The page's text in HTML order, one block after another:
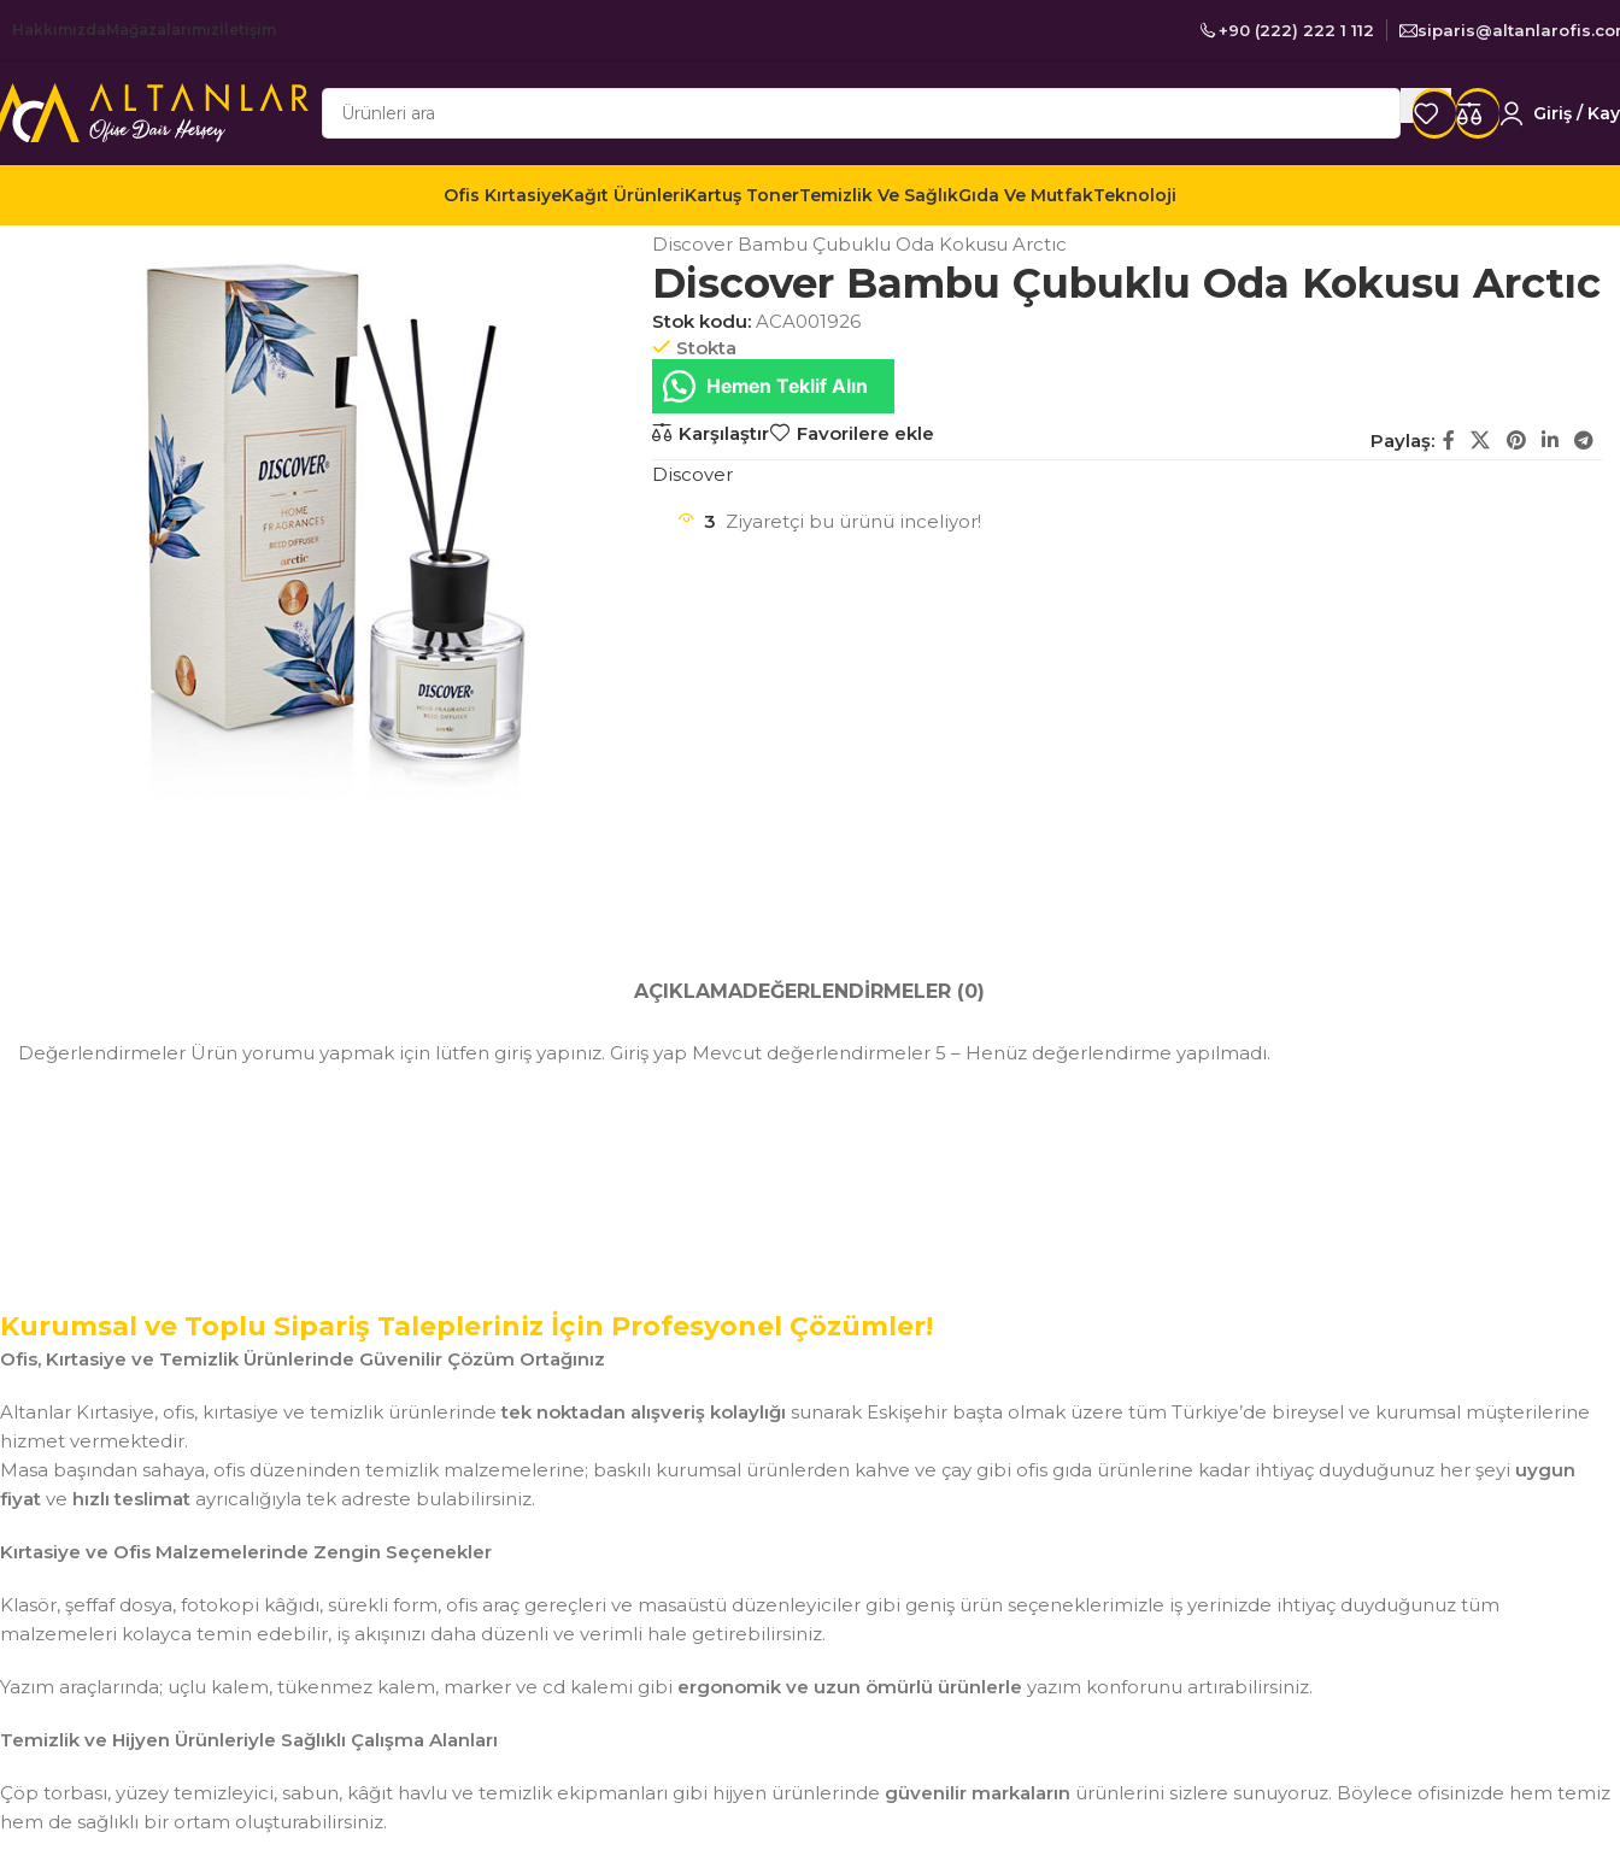
HakkımızdaMağazalarımız İletişim +90 (222) 222 1 112
Giriş /
Ofis KırtasiyeKağıt ÜrünleriKartuş TonerTemizlik Ve SağlıkGıda Ve MutfakTeknoloji
Discover Bambu Çubuklu Oda Kokusu Arctıc
Discover Bambu Çubuklu Oda Kokusu Arctıc
Stok kodu: ACA001926
Stokta
Hemen Teklif Alın
Karşılaştır Favorilere ekle
Paylaş:
Discover
3 Ziyaretçi bu ürünü inceliyor!
AÇIKLAMADEĞERLENDIRMELER (0)
Değerlendirmeler Ürün yorumu yapmak için lütfen giriş yapınız. Giriş yap Mevcut değerlendirmeler 5 – Henüz değerlendirme yapılmadı.
Kurumsal ve Toplu Sipariş Talepleriniz İçin Profesyonel Çözümler!
Ofis, Kırtasiye ve Temizlik Ürünlerinde Güvenilir Çözüm Ortağınız
Altanlar Kırtasiye, ofis, kırtasiye ve temizlik ürünlerindetek noktadan alışveriş kolaylığı sunarak Eskişehir başta olmak üzere tüm Türkiye’de bireysel ve kurumsal müşterilerine
hizmet vermektedir.
Masa başından sahaya, ofis düzeninden temizlik malzemelerine; baskılı kurumsal ürünlerden kahve ve çay gibi ofis gıda ürünlerine kadar ihtiyaç duyduğunuz her şeyi uygun
fiyat ve hızlı teslimat ayrıcalığıyla tek adreste bulabilirsiniz.
Kırtasiye ve Ofis Malzemelerinde Zengin Seçenekler
Klasör, şeffaf dosya, fotokopi kâğıdı, sürekli form, ofis araç gereçleri ve masaüstü düzenleyiciler gibi geniş ürün seçeneklerimizle iş yerinizde ihtiyaç duyduğunuz tüm
malzemeleri kolayca temin edebilir, iş akışınızı daha düzenli ve verimli hale getirebilirsiniz.
Yazım araçlarında; uçlu kalem, tükenmez kalem, marker ve cd kalemi gibi ergonomik ve uzun ömürlü ürünlerle yazım konforunu artırabilirsiniz.
Temizlik ve Hijyen Ürünleriyle Sağlıklı Çalışma Alanları
Çöp torbası, yüzey temizleyici, sabun, kâğıt havlu ve temizlik ekipmanları gibi hijyen ürünlerinde güvenilir markaların ürünlerini sizlere sunuyoruz. Böylece ofisinizde hem temiz
hem de sağlıklı bir ortam oluşturabilirsiniz.